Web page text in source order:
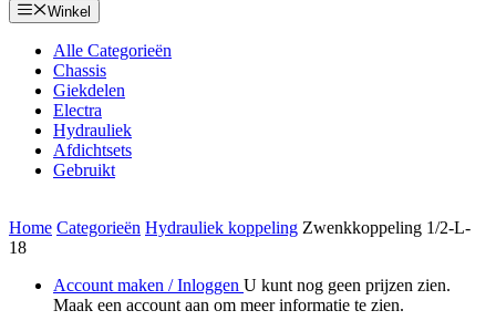
Winkel
Alle Categorieën
Chassis
Giekdelen
Electra
Hydrauliek
Afdichtsets
Gebruikt
Home Categorieën Hydrauliek koppeling Zwenkkoppeling 1/2-L-
18
Account maken / Inloggen U kunt nog geen prijzen zien.
Maak een account aan om meer informatie te zien.